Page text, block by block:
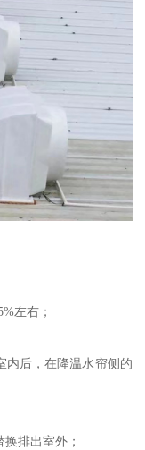
左右；
内后，在降温水帘侧的
排出室外；